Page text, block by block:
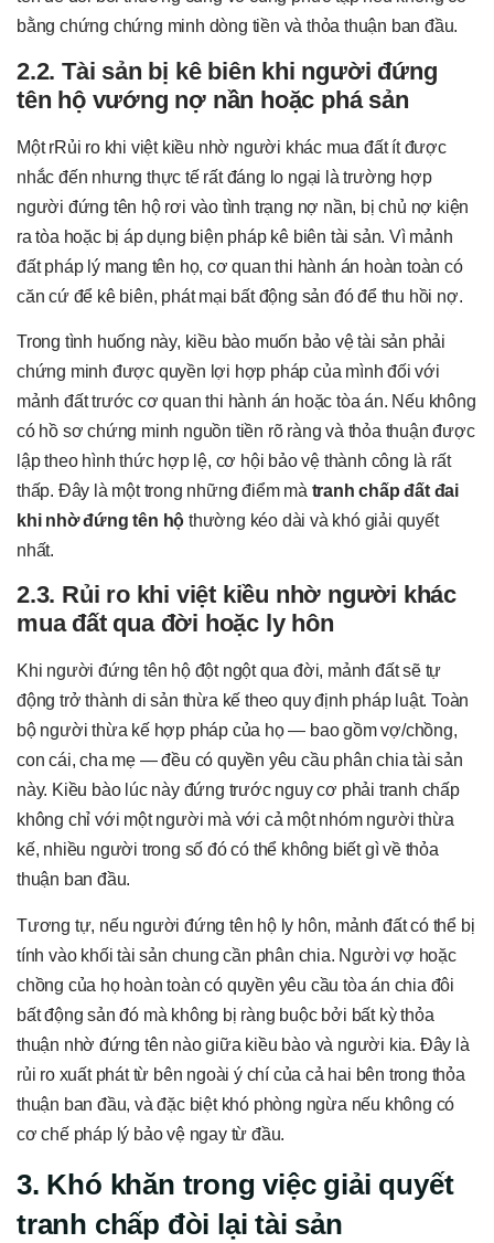
bằng chứng chứng minh dòng tiền và thỏa thuận ban đầu.
2.2. Tài sản bị kê biên khi người đứng
tên hộ vướng nợ nần hoặc phá sản
Một rRủi ro khi việt kiều nhờ người khác mua đất ít được
nhắc đến nhưng thực tế rất đáng lo ngại là trường hợp
người đứng tên hộ rơi vào tình trạng nợ nần, bị chủ nợ kiện
ra tòa hoặc bị áp dụng biện pháp kê biên tài sản. Vì mảnh
đất pháp lý mang tên họ, cơ quan thi hành án hoàn toàn có
căn cứ để kê biên, phát mại bất động sản đó để thu hồi nợ.
Trong tình huống này, kiều bào muốn bảo vệ tài sản phải
chứng minh được quyền lợi hợp pháp của mình đối với
mảnh đất trước cơ quan thi hành án hoặc tòa án. Nếu không
có hồ sơ chứng minh nguồn tiền rõ ràng và thỏa thuận được
lập theo hình thức hợp lệ, cơ hội bảo vệ thành công là rất
thấp. Đây là một trong những điểm mà tranh chấp đất đai
khi nhờ đứng tên hộ thường kéo dài và khó giải quyết
nhất.
2.3. Rủi ro khi việt kiều nhờ người khác
mua đất qua đời hoặc ly hôn
Khi người đứng tên hộ đột ngột qua đời, mảnh đất sẽ tự
động trở thành di sản thừa kế theo quy định pháp luật. Toàn
bộ người thừa kế hợp pháp của họ — bao gồm vợ/chồng,
con cái, cha mẹ — đều có quyền yêu cầu phân chia tài sản
này. Kiều bào lúc này đứng trước nguy cơ phải tranh chấp
không chỉ với một người mà với cả một nhóm người thừa
kế, nhiều người trong số đó có thể không biết gì về thỏa
thuận ban đầu.
Tương tự, nếu người đứng tên hộ ly hôn, mảnh đất có thể bị
tính vào khối tài sản chung cần phân chia. Người vợ hoặc
chồng của họ hoàn toàn có quyền yêu cầu tòa án chia đôi
bất động sản đó mà không bị ràng buộc bởi bất kỳ thỏa
thuận nhờ đứng tên nào giữa kiều bào và người kia. Đây là
rủi ro xuất phát từ bên ngoài ý chí của cả hai bên trong thỏa
thuận ban đầu, và đặc biệt khó phòng ngừa nếu không có
cơ chế pháp lý bảo vệ ngay từ đầu.
3. Khó khăn trong việc giải quyết
tranh chấp đòi lại tài sản